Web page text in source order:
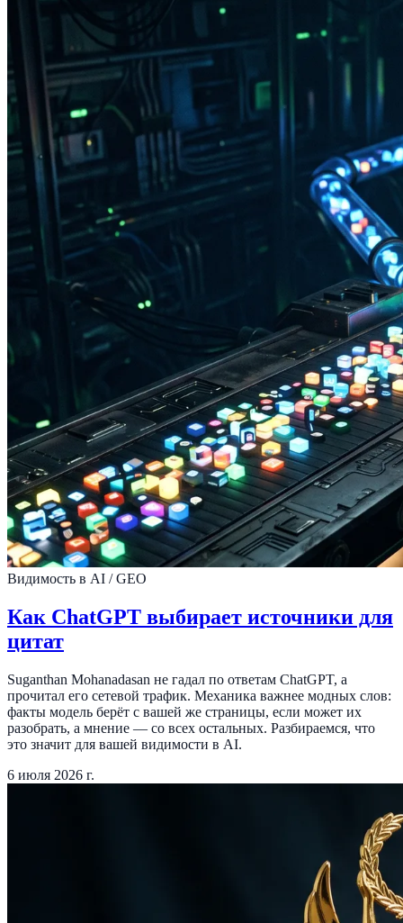
Видимость в AI / GEO
Как ChatGPT выбирает источники для
цитат
Suganthan Mohanadasan не гадал по ответам ChatGPT, а
прочитал его сетевой трафик. Механика важнее модных слов:
факты модель берёт с вашей же страницы, если может их
разобрать, а мнение — со всех остальных. Разбираемся, что
это значит для вашей видимости в AI.
6 июля 2026 г.